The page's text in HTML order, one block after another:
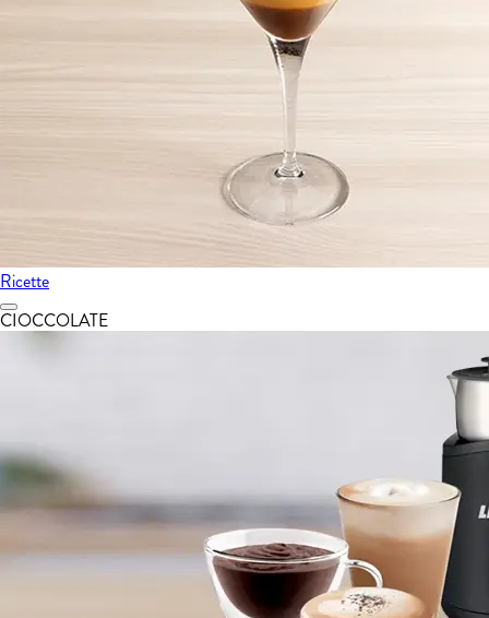
Ricette
CIOCCOLATE